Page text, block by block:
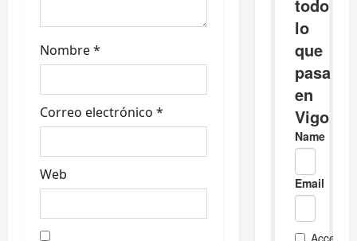
d
s
Nombre*
Correo electrónico *
Web